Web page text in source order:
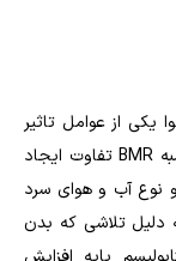
یکی از عوامل تاثیر
BMRتفاوت ایجاد
نوع آب و هوای سرد
دلیل تلاشی که بدن